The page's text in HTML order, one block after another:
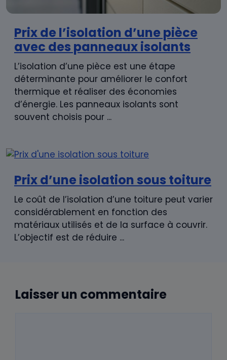
Prix de l’isolation d’une pièce
avec des panneaux isolants
L’isolation d’une pièce est une étape
déterminante pour améliorer le confort
thermique et réaliser des économies
d’énergie. Les panneaux isolants sont
souvent choisis pour ...
Prix d’une isolation sous toiture
Le coût de l’isolation d’une toiture peut varier
considérablement en fonction des
matériaux utilisés et de la surface à couvrir.
L’objectif est de réduire ...
Laisser un commentaire